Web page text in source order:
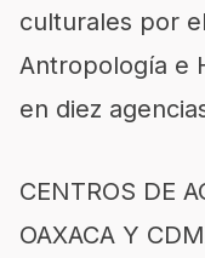
culturales por
Antropología e
en diez
CENTROS DE
OAXACA Y